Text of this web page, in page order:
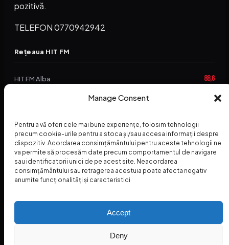
Manage Consent
Pentru a vă oferi cele mai bune experiențe, folosim tehnologii
precum cookie-urile pentru a stoca și/sau accesa informații despre
dispozitiv. Acordarea consimțământului pentru aceste tehnologii ne
va permite să procesăm date precum comportamentul de navigare
sau identificatorii unici de pe acest site. Neacordarea
consimțământului sau retragerea acestuia poate afecta negativ
anumite funcționalități și caracteristici
Accept
Deny
pozitivă.
TELEFON 0770942942
Rețeaua HIT FM
HIT FM Alba 88,6
94,2
HIT FM Abrud 94,3
HIT FM Horezu 95,1
HIT FM Nehoiu 88,2
© 2026 Radio Hit FM — SC HITFM GROUP SRL